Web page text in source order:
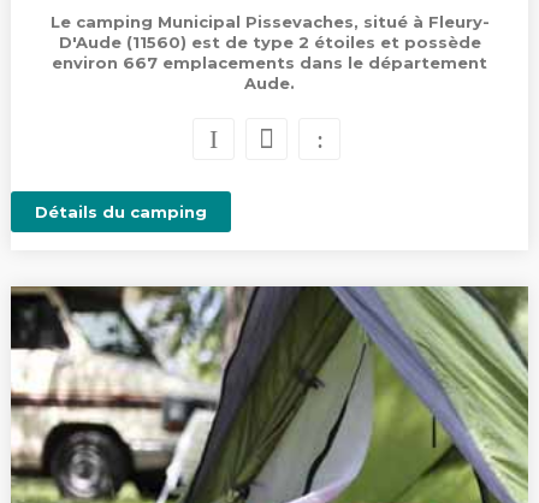
Le camping Municipal Pissevaches, situé à Fleury-
D'Aude (11560) est de type 2 étoiles et possède
environ 667 emplacements dans le département
Aude.
Détails du camping